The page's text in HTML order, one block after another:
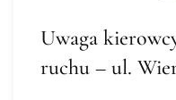
Uwaga
ruchu – ul.